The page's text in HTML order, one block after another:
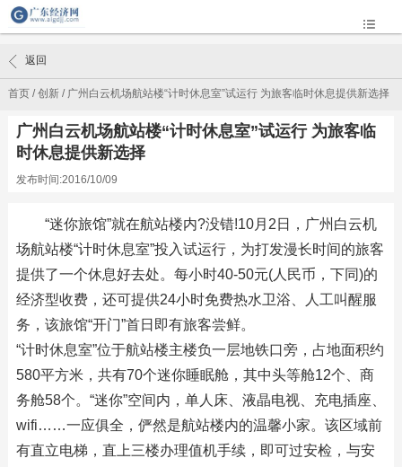
首页/创新/ 广州白云机场航站楼“计时休息室”试运行 为旅客临时休息提供新选择
返回
广州白云机场航站楼“计时休息室”试运行 为旅客临
时休息提供新选择
发布时间:2016/10/09
“迷你旅馆”就在航站楼内?没错!10月2日，广州白云机
场航站楼“计时休息室”投入试运行，为打发漫长时间的旅客
提供了一个休息好去处。每小时40-50元(人民币，下同)的
经济型收费，还可提供24小时免费热水卫浴、人工叫醒服
务，该旅馆“开门”首日即有旅客尝鲜。
“计时休息室”位于航站楼主楼负一层地铁口旁，占地面积约
580平方米，共有70个迷你睡眠舱，其中头等舱12个、商
务舱58个。“迷你”空间内，单人床、液晶电视、充电插座、
wifi……一应俱全，俨然是航站楼内的温馨小家。该区域前
有直立电梯，直上三楼办理值机手续，即可过安检，与安